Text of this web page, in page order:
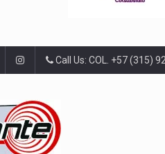
Call Us: COL. +57 (315)